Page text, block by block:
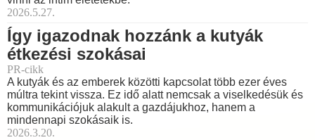
2026.5.27.
Így igazodnak hozzánk a kutyák
étkezési szokásai
PR-cikk
A kutyák és az emberek közötti kapcsolat több ezer éves
múltra tekint vissza. Ez idő alatt nemcsak a viselkedésük és
kommunikációjuk alakult a gazdájukhoz, hanem a
mindennapi szokásaik is.
2026.3.20.